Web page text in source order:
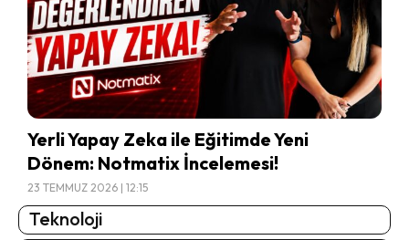
Yerli Yapay Zeka ile Eğitimde Yeni
Dönem: Notmatix İncelemesi!
23 TEMMUZ 2026 | 12:15
Teknoloji